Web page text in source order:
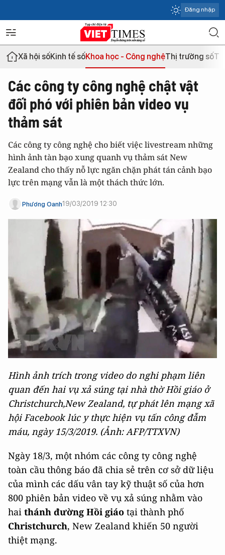
Đăng nhập
Xã hội sốKinh tế sốKhoa học - Công nghệThị trường số
Các công ty công nghệ chật vật
đối phó với phiên bản video vụ
thảm sát
Các công ty công nghệ cho biết việc livestream những
hình ảnh tàn bạo xung quanh vụ thảm sát New
Zealand cho thấy nỗ lực ngăn chặn phát tán cảnh bạo
lực trên mạng vẫn là một thách thức lớn.
Phương Oanh19/03/2019 12:30
Hình ảnh trích trong video do nghi phạm liên
quan đến hai vụ xả súng tại nhà thờ Hồi giáo ở
Christchurch,New Zealand, tự phát lên mạng xã
hội Facebook lúc y thực hiện vụ tấn công đẫm
máu, ngày 15/3/2019. (Ảnh: AFP/TTXVN)
Ngày 18/3, một nhóm các công ty công nghệ
toàn cầu thông báo đã chia sẻ trên cơ sở dữ liệu
của mình các dấu vân tay kỹ thuật số của hơn
800 phiên bản video về vụ xả súng nhằm vào
hai thánh đường Hồi giáo tại thành phố
Christchurch, New Zealand khiến 50 người
thiệt mạng.